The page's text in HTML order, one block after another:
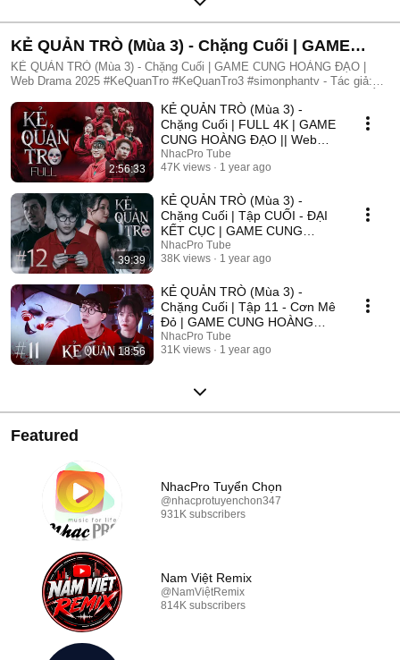
KẺ QUẢN TRÒ (Mùa 3) - Chặng Cuối | GAME
CUNG HOÀNG ĐẠO | Web Drama 2025
KẺ QUẢN TRÒ (Mùa 3) - Chặng Cuối | GAME CUNG HOÀNG ĐẠO |
Web Drama 2025 #KeQuanTro #KeQuanTro3 #simonphantv - Tác giả:
Tâm, Trúc, Khánh Duy ► Một trò chơi kỳ lạ, với mức thưởng tiền tỷ.
Một trò chơi mang hơi hướng của show truyền hình thực tế, nhưng dần
trở nên đen tối hơn quà từng vòng. Ai sẽ là người chiến thắng cuối
cùng?. Mục đích của KẺ QUẢN TRÒ là gì?. Và gương mặt đằng sau
chiếc mặt nạ. Tất cả sẽ tiết lộ trong seri web drama KẺ QUẢN TRÒ
(Mùa 3) Simon Phan _ Anh trai Simon Huỳnh Nhựt _ Diễn viên Huỳnh
Nhựt Bnat _ Ca sĩ Bnat Bảo Ngân _ Cô giáo Bảo Ngân Trúc _ TikToker
Trúc Khánh Duy _ Nghệ sĩ Khánh Duy Simon Phan _ Em trai Cá Hồi
2:56:33
KẺ QUẢN TRÒ (Mùa 3) -
Chặng Cuối | FULL 4K | GAME
CUNG HOÀNG ĐẠO || Web
Drama 2025
NhacPro Tube
47K views
1 year ago
39:39
KẺ QUẢN TRÒ (Mùa 3) -
Chặng Cuối | Tập CUỐI - ĐẠI
KẾT CỤC | GAME CUNG
HOÀNG ĐẠO || Web Drama
2025
NhacPro Tube
38K views
1 year ago
18:56
KẺ QUẢN TRÒ (Mùa 3) -
Chặng Cuối | Tập 11 - Cơn Mê
Đỏ | GAME CUNG HOÀNG
ĐẠO || Web Drama 2025
NhacPro Tube
31K views
1 year ago
Featured
NhacPro Tuyển Chọn
@nhacprotuyenchon347
931K subscribers
Nam Việt Remix
@NamViệtRemix
814K subscribers